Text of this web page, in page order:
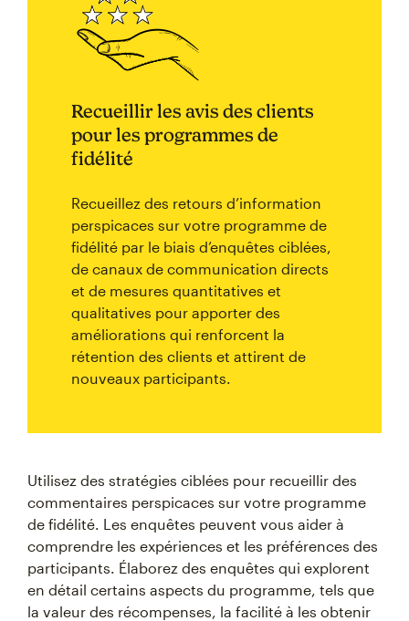
Recueillir les avis des clients
pour les programmes de
fidélité
Recueillez des retours d’information
perspicaces sur votre programme de
fidélité par le biais d’enquêtes ciblées,
de canaux de communication directs
et de mesures quantitatives et
qualitatives pour apporter des
améliorations qui renforcent la
rétention des clients et attirent de
nouveaux participants.
Utilisez des stratégies ciblées pour recueillir des
commentaires perspicaces sur votre programme
de fidélité. Les enquêtes peuvent vous aider à
comprendre les expériences et les préférences des
participants. Élaborez des enquêtes qui explorent
en détail certains aspects du programme, tels que
la valeur des récompenses, la facilité à les obtenir